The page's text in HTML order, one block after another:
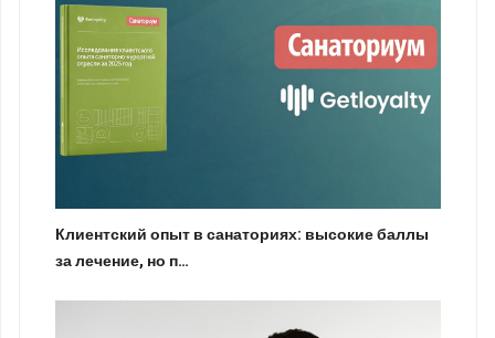
Клиентский опыт в санаториях: высокие баллы
за лечение, но п…